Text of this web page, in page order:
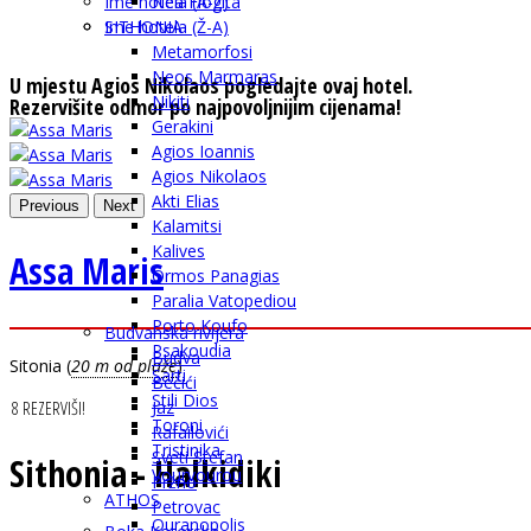
SITHONIA
Metamorfosi
Neos Marmaras
Nikiti
Gerakini
Agios Ioannis
Agios Nikolaos
Akti Elias
Kalamitsi
Kalives
Ormos Panagias
Paralia Vatopediou
Porto Koufo
Psakoudia
Sarti
Stili Dios
Toroni
Tristinika
Vourvourou
ATHOS
Ouranopolis
Budvanska rivijera
Budva
Bečići
Jaz
Rafailovići
Sveti Stefan
Pržno
Petrovac
Ime hotela (Ž-A)
U mjestu Agios Nikolaos pogledajte ovaj hotel.
Rezervišite odmor po najpovoljnijim cijenama!
Previous Next
Assa Maris
Sitonia (20 m od plaže)
8 REZERVIŠI!
Sithonia - Halkidiki